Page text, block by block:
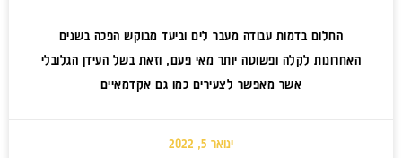
החלום בדמות עבודה מעבר לים וביעד מבוקש הפכה בשנים
האחרונות לקלה ופשוטה יותר מאי פעם, וזאת בשל העידן הגלובלי
אשר מאפשר לצעירים כמו גם אקדמאיים
ינואר 5, 2022